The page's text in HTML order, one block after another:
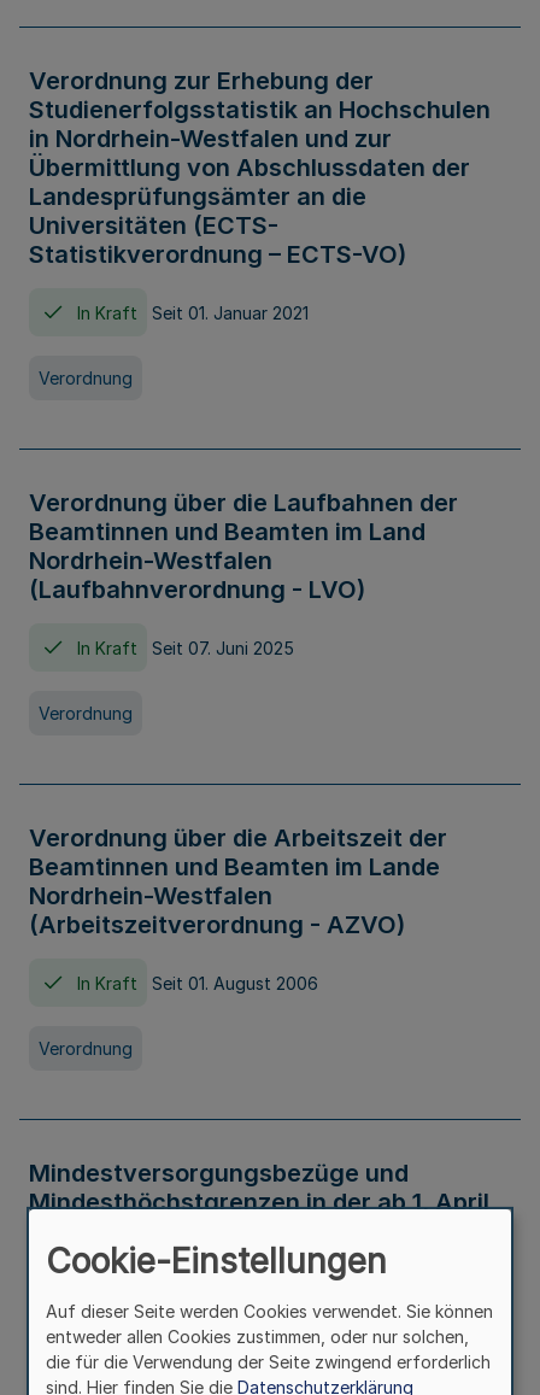
Verordnung zur Erhebung der
Studienerfolgsstatistik an Hochschulen
in Nordrhein-Westfalen und zur
Übermittlung von Abschlussdaten der
Landesprüfungsämter an die
Universitäten (ECTS-
Statistikverordnung – ECTS-VO)
In Kraft Seit 01. Januar 2021
Verordnung
Verordnung über die Laufbahnen der
Beamtinnen und Beamten im Land
Nordrhein-Westfalen
(Laufbahnverordnung - LVO)
In Kraft Seit 07. Juni 2025
Verordnung
Verordnung über die Arbeitszeit der
Beamtinnen und Beamten im Lande
Nordrhein-Westfalen
(Arbeitszeitverordnung - AZVO)
In Kraft Seit 01. August 2006
Verordnung
Mindestversorgungsbezüge und
Mindesthöchstgrenzen in der ab 1. April
Verwaltungsvorschrift
Cookie-Einstellungen
Auf dieser Seite werden Cookies verwendet. Sie können
entweder allen Cookies zustimmen, oder nur solchen,
die für die Verwendung der Seite zwingend erforderlich
sind. Hier finden Sie die Datenschutzerklärung